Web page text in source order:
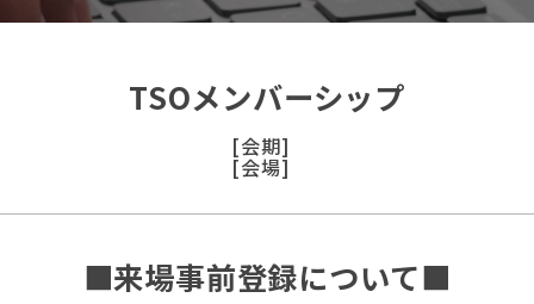
TSOメンバーシップ
[会期]
[会場]
■来場事前登録について■